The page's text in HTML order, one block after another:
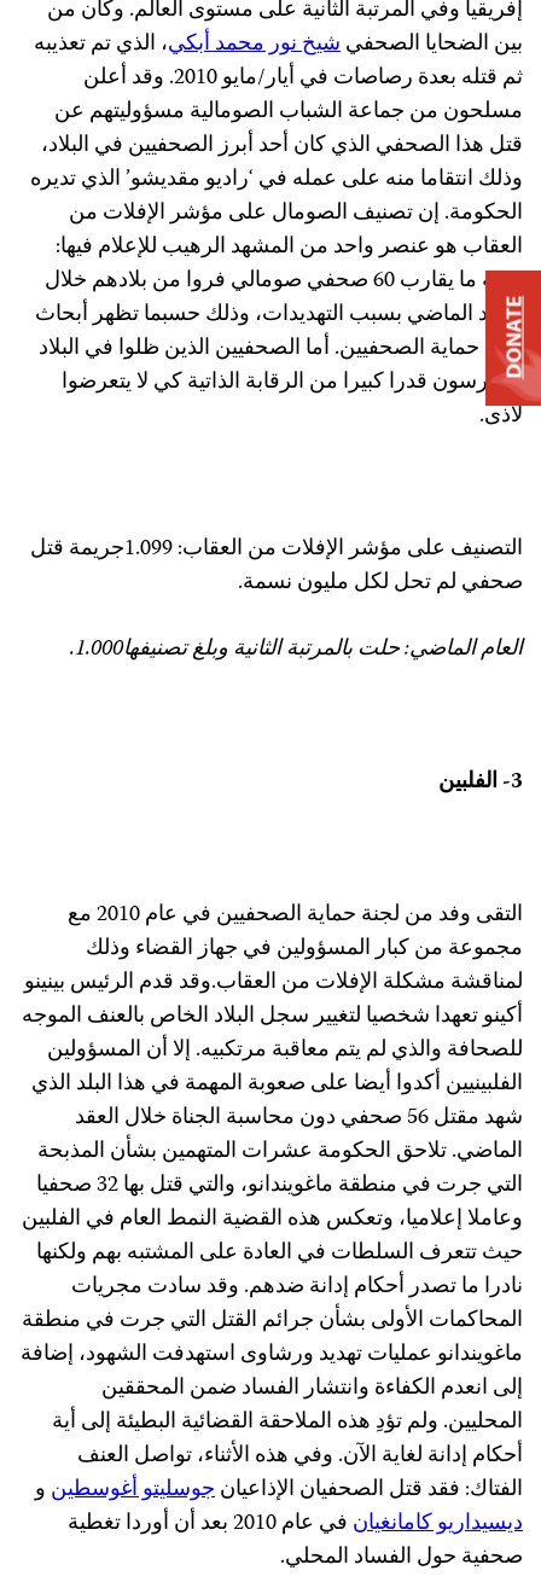
إفريقيا وفي المرتبة الثانية على مستوى العالم. وكان من
بين الضحايا الصحفيشيخ نور محمد أبكي، الذي تم تعذيبه
ثم قتله بعدة رصاصات في أيار/مايو 2010. وقد أعلن
مسلحون من جماعة الشباب الصومالية مسؤوليتهم عن
قتل هذا الصحفي الذي كان أحد أبرز الصحفيين في البلاد،
وذلك انتقاما منه على عمله في ‘راديو مقديشو’ الذي تديره
الحكومة. إن تصنيف الصومال على مؤشر الإفلات من
العقاب هو عنصر واحد من المشهد الرهيب للإعلام فيها:
فثمة ما يقارب 60 صحفي صومالي فروا من بلادهم خلال
العقد الماضي بسبب التهديدات، وذلك حسبما تظهر أبحاث
لجنة حماية الصحفيين. أما الصحفيين الذين ظلوا في البلاد
فيمارسون قدرا كبيرا من الرقابة الذاتية كي لا يتعرضوا
لأذى.
التصنيف على مؤشر الإفلات من العقاب: 1.099جريمة قتل
صحفي لم تحل لكل مليون نسمة.
العام الماضي: حلت بالمرتبة الثانية وبلغ تصنيفها1.000.
التقى وفد من لجنة حماية الصحفيين في عام 2010 مع
مجموعة من كبار المسؤولين في جهاز القضاء وذلك
لمناقشة مشكلة الإفلات من العقاب.وقد قدم الرئيس بينينو
أكينو تعهدا شخصيا لتغيير سجل البلاد الخاص بالعنف الموجه
للصحافة والذي لم يتم معاقبة مرتكبيه. إلا أن المسؤولين
الفلبينيين أكدوا أيضا على صعوبة المهمة في هذا البلد الذي
شهد مقتل 56 صحفي دون محاسبة الجناة خلال العقد
الماضي. تلاحق الحكومة عشرات المتهمين بشأن المذبحة
التي جرت في منطقة ماغويندانو، والتي قتل بها 32 صحفيا
وعاملا إعلاميا، وتعكس هذه القضية النمط العام في الفلبين
حيث تتعرف السلطات في العادة على المشتبه بهم ولكنها
نادرا ما تصدر أحكام إدانة ضدهم. وقد سادت مجريات
المحاكمات الأولى بشأن جرائم القتل التي جرت في منطقة
ماغويندانو عمليات تهديد ورشاوى استهدفت الشهود، إضافة
إلى انعدم الكفاءة وانتشار الفساد ضمن المحققين
المحليين. ولم تؤدِ هذه الملاحقة القضائية البطيئة إلى أية
أحكام إدانة لغاية الآن. وفي هذه الأثناء، تواصل العنف
الفتاك: فقد قتل الصحفيان الإذاعيانجوسليتو أغوسطينو
ديسيداريو كامانغيان
في عام 2010 بعد أن أوردا تغطية
صحفية حول الفساد المحلي.